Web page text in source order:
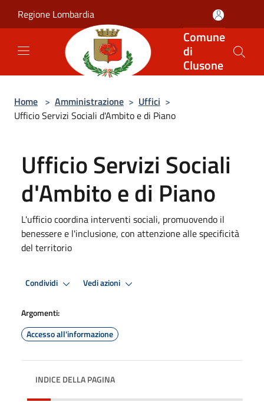
Regione Lombardia
Comune
di
Clusone
Home > Amministrazione > Uffici >
Ufficio Servizi Sociali d'Ambito e di Piano
Ufficio Servizi Sociali
d'Ambito e di Piano
L'ufficio coordina interventi sociali, promuovendo il
benessere e l'inclusione, con attenzione alle specificità
del territorio
Condividi Vedi azioni
Argomenti:
Accesso all'informazione
INDICE DELLA PAGINA